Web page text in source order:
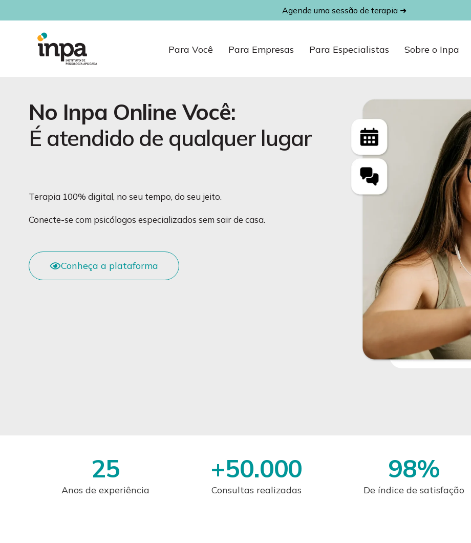
Psicólogo Online eAgende uma sessão de terapia ➜
Para Você Para Empresas Para Especialistas Sobre o Inpa
No Inpa Online Você:
É atendido de qualquer lugar
Terapia 100% digital, no seu tempo, do seu jeito.
Conecte-se com psicólogos especializados sem sair de casa.
Conheça a plataforma
25
Anos de experiência
+50.000
Consultas realizadas
98%
De índice de satisfação